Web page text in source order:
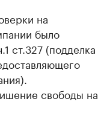
на
было
ст.327 (подделка
свободы на